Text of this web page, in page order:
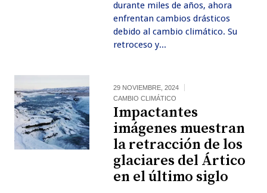
durante miles de años, ahora
enfrentan cambios drásticos
debido al cambio climático. Su
retroceso y...
29 NOVIEMBRE, 2024
CAMBIO CLIMÁTICO
Impactantes
imágenes muestran
la retracción de los
glaciares del Ártico
en el último siglo